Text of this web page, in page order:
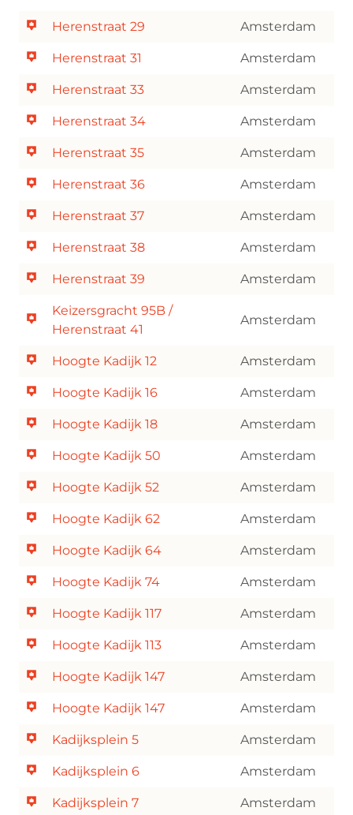
Herenstraat 29 Amsterdam
Herenstraat 31 Amsterdam
Herenstraat 33 Amsterdam
Herenstraat 34 Amsterdam
Herenstraat 35 Amsterdam
Herenstraat 36 Amsterdam
Herenstraat 37 Amsterdam
Herenstraat 38 Amsterdam
Herenstraat 39 Amsterdam
Keizersgracht 95B /
Herenstraat 41
Amsterdam
Hoogte Kadijk 12 Amsterdam
Hoogte Kadijk 16 Amsterdam
Hoogte Kadijk 18 Amsterdam
Hoogte Kadijk 50 Amsterdam
Hoogte Kadijk 52 Amsterdam
Hoogte Kadijk 62 Amsterdam
Hoogte Kadijk 64 Amsterdam
Hoogte Kadijk 74 Amsterdam
Hoogte Kadijk 117 Amsterdam
Hoogte Kadijk 113 Amsterdam
Hoogte Kadijk 147 Amsterdam
Hoogte Kadijk 147 Amsterdam
Kadijksplein 5 Amsterdam
Kadijksplein 6 Amsterdam
Kadijksplein 7 Amsterdam